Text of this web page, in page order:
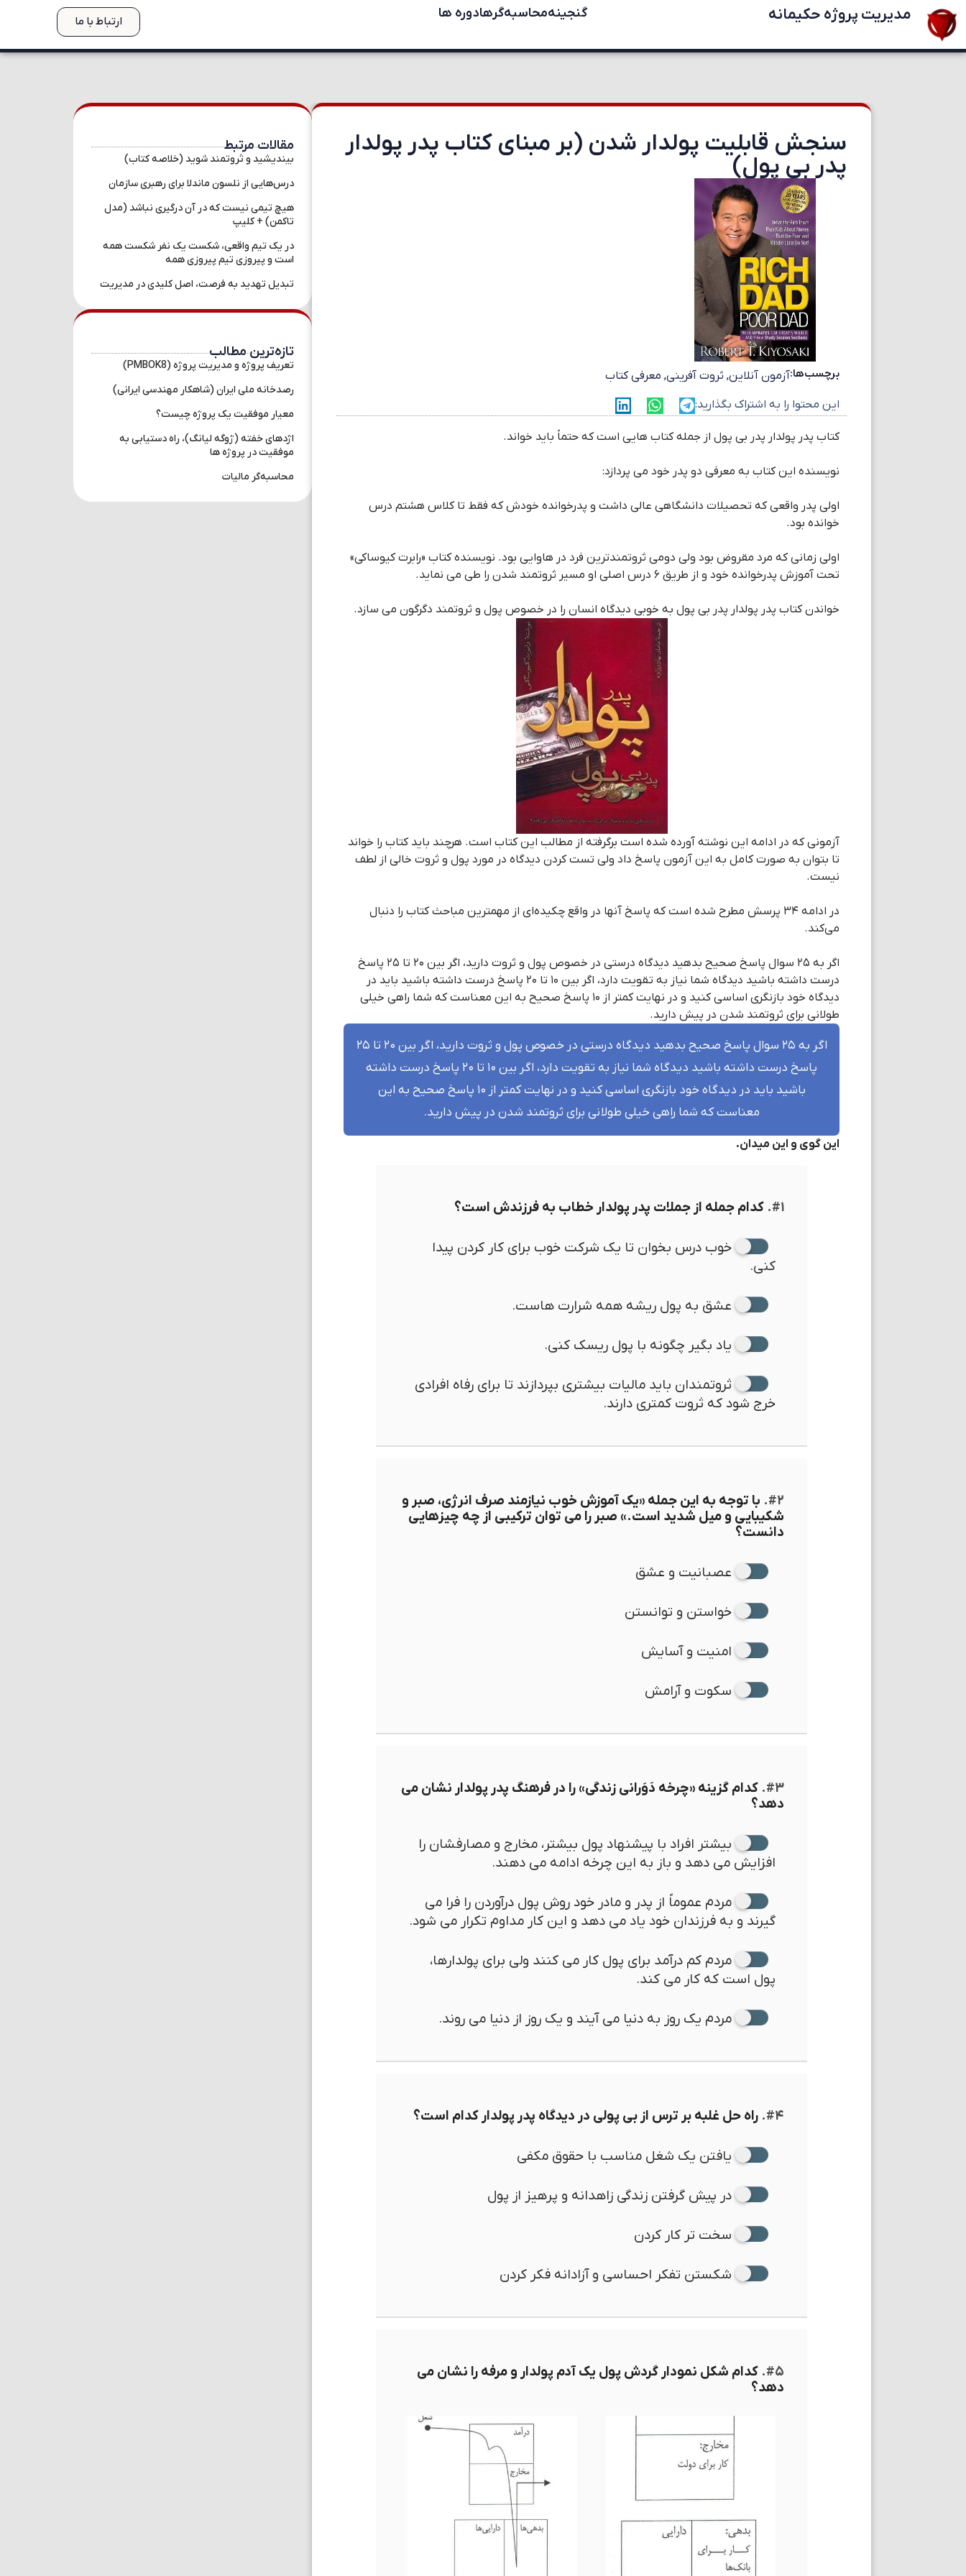
مدیریت پروژه حکیمانه گنجینهمحاسبه‌گرهادوره ها ارتباط با ما
سنجش قابلیت پولدار شدن (بر مبنای کتاب پدر پولدار
پدر بی پول)
برچسب‌ها:آزمون آنلاین, ثروت آفرینی, معرفی کتاب
این محتوا را به اشتراک بگذارید:
کتاب پدر پولدار پدر بی پول از جمله کتاب هایی است که حتماً باید خواند.
نویسنده این کتاب به معرفی دو پدر خود می پردازد:
اولی پدر واقعی که تحصیلات دانشگاهی عالی داشت و پدرخوانده خودش که فقط تا کلاس هشتم درس
خوانده بود.
اولی زمانی که مرد مقروض بود ولی دومی ثروتمندترین فرد در هاوایی بود. نویسنده کتاب «رابرت کیوساکی»
تحت آموزش پدرخوانده خود و از طریق ۶ درس اصلی او مسیر ثروتمند شدن را طی می نماید.
خواندن کتاب پدر پولدار پدر بی پول به خوبی دیدگاه انسان را در خصوص پول و ثروتمند دگرگون می سازد.
آزمونی که در ادامه این نوشته آورده شده است برگرفته از مطالب این کتاب است. هرچند باید کتاب را خواند
تا بتوان به صورت کامل به این آزمون پاسخ داد ولی تست کردن دیدگاه در مورد پول و ثروت خالی از لطف
نیست.
در ادامه ۳۴ پرسش مطرح شده است که پاسخ آنها در واقع چکیده‌ای از مهمترین مباحث کتاب را دنبال
می‌کند.
اگر به ۲۵ سوال پاسخ صحیح بدهید دیدگاه درستی در خصوص پول و ثروت دارید، اگر بین ۲۰ تا ۲۵ پاسخ
درست داشته باشید دیدگاه شما نیاز به تقویت دارد، اگر بین ۱۰ تا ۲۰ پاسخ درست داشته باشید باید در
دیدگاه خود بازنگری اساسی کنید و در نهایت کمتر از ۱۰ پاسخ صحیح به این معناست که شما راهی خیلی
طولانی برای ثروتمند شدن در پیش دارید.
اگر به ۲۵ سوال پاسخ صحیح بدهید دیدگاه درستی در خصوص پول و ثروت دارید، اگر بین ۲۰ تا ۲۵
پاسخ درست داشته باشید دیدگاه شما نیاز به تقویت دارد، اگر بین ۱۰ تا ۲۰ پاسخ درست داشته
باشید باید در دیدگاه خود بازنگری اساسی کنید و در نهایت کمتر از ۱۰ پاسخ صحیح به این
معناست که شما راهی خیلی طولانی برای ثروتمند شدن در پیش دارید.
این گوی و این میدان.
#۱. کدام جمله از جملات پدر پولدار خطاب به فرزندش است؟
خوب درس بخوان تا یک شرکت خوب برای کار کردن پیدا
کنی.
عشق به پول ریشه همه شرارت هاست.
یاد بگیر چگونه با پول ریسک کنی.
ثروتمندان باید مالیات بیشتری بپردازند تا برای رفاه افرادی
خرج شود که ثروت کمتری دارند.
#۲. با توجه به این جمله «یک آموزش خوب نیازمند صرف انرژی، صبر و
شکیبایی و میل شدید است.» صبر را می توان ترکیبی از چه چیزهایی
دانست؟
عصبانیت و عشق
خواستن و توانستن
امنیت و آسایش
سکوت و آرامش
#۳. کدام گزینه «چرخه دَوَرانی زندگی» را در فرهنگ پدر پولدار نشان می
دهد؟
بیشتر افراد با پیشنهاد پول بیشتر، مخارج و مصارفشان را
افزایش می دهد و باز به این چرخه ادامه می دهند.
مردم عموماً از پدر و مادر خود روش پول درآوردن را فرا می
گیرند و به فرزندان خود یاد می دهد و این کار مداوم تکرار می شود.
مردم کم درآمد برای پول کار می کنند ولی برای پولدارها،
پول است که کار می کند.
مردم یک روز به دنیا می آیند و یک روز از دنیا می روند.
#۴. راه حل غلبه بر ترس از بی پولی در دیدگاه پدر پولدار کدام است؟
یافتن یک شغل مناسب با حقوق مکفی
در پیش گرفتن زندگی زاهدانه و پرهیز از پول
سخت تر کار کردن
شکستن تفکر احساسی و آزادانه فکر کردن
#۵. کدام شکل نمودار گردش پول یک آدم پولدار و مرفه را نشان می
دهد؟
مقالات مرتبط
بیندیشید و ثروتمند شوید (خلاصه کتاب)
درس‌هایی از نلسون ماندلا برای رهبری سازمان‌
هیچ تیمی نیست که در آن درگیری نباشد (مدل
تاکمن) + کلیپ
در یک تیم واقعی، شکست یک نفر شکست همه
است و پیروزی تیم پیروزی همه
تبدیل تهدید به فرصت، اصل کلیدی در مدیریت
تازه‌ترین مطالب
تعریف پروژه و مدیریت پروژه (PMBOK8)
رصدخانه ملی ایران (شاهکار مهندسی ایرانی)
معیار موفقیت یک پروژه چیست؟
اژدهای خفته (ژوگه لیانگ)، راه دستیابی به
موفقیت در پروژه ها
محاسبه‌گر مالیات